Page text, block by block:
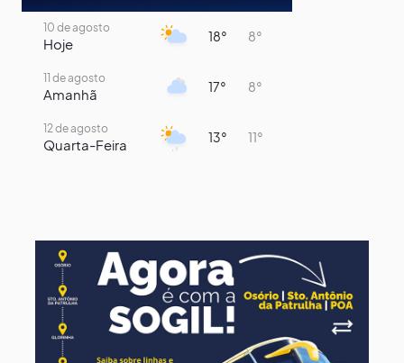
10 de agosto
Hoje 18° 8°
11 de agosto
Amanhã 17° 8°
12 de agosto
Quarta-Feira 13° 11°
Sexta-Feira 17° 16°
15 de agosto
Sábado 21° 16°
16 de agosto
Domingo 18° 16°